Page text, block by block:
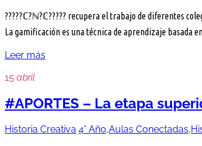
?????ℂ?ℕ?ℂ????? recupera el trabajo de diferentes
La gamificación es una técnica de aprendizaje basada
Leer más
15 abril
#APORTES – La etapa
Historia Creativa 4° Año,Aulas Conectadas,